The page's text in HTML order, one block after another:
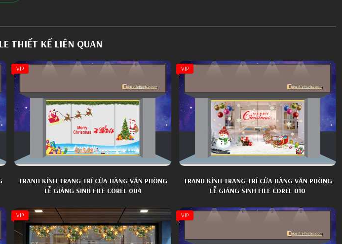
THIẾT KẾ LIÊN QUAN
VIP
TRANH KÍNH TRANG TRÍ CỬA HÀNG VĂN PHÒNG
LỄ GIÁNG SINH FILE COREL 004
VIP
TRANH KÍNH TRANG TRÍ CỬA HÀNG VĂN PHÒNG
LỄ GIÁNG SINH FILE COREL 010
VIP VIP